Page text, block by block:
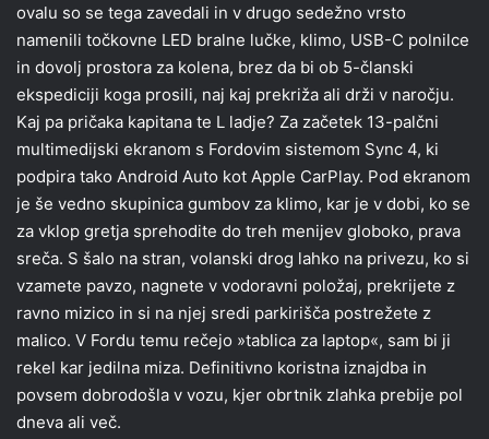
ovalu so se tega zavedali in v drugo sedežno vrsto
namenili točkovne LED bralne lučke, klimo, USB-C polnilce
in dovolj prostora za kolena, brez da bi ob 5-članski
ekspediciji koga prosili, naj kaj prekriža ali drži v naročju.
Kaj pa pričaka kapitana te L ladje? Za začetek 13-palčni
multimedijski ekranom s Fordovim sistemom Sync 4, ki
podpira tako Android Auto kot Apple CarPlay. Pod ekranom
je še vedno skupinica gumbov za klimo, kar je v dobi, ko se
za vklop gretja sprehodite do treh menijev globoko, prava
sreča. S šalo na stran, volanski drog lahko na privezu, ko si
vzamete pavzo, nagnete v vodoravni položaj, prekrijete z
ravno mizico in si na njej sredi parkirišča postrežete z
malico. V Fordu temu rečejo »tablica za laptop«, sam bi ji
rekel kar jedilna miza. Definitivno koristna iznajdba in
povsem dobrodošla v vozu, kjer obrtnik zlahka prebije pol
dneva ali več.